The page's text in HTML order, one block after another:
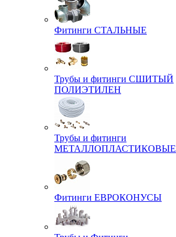
Фитинги СТАЛЬНЫЕ
Трубы и фитинги СШИТЫЙ
ПОЛИЭТИЛЕН
Трубы и фитинги
МЕТАЛЛОПЛАСТИКОВЫЕ
Фитинги ЕВРОКОНУСЫ